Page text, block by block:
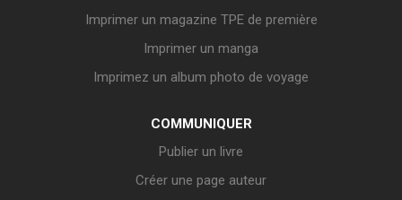
Imprimer un magazine TPE de première
Imprimer un manga
Imprimez un album photo de voyage
COMMUNIQUER
Publier un livre
Créer une page auteur